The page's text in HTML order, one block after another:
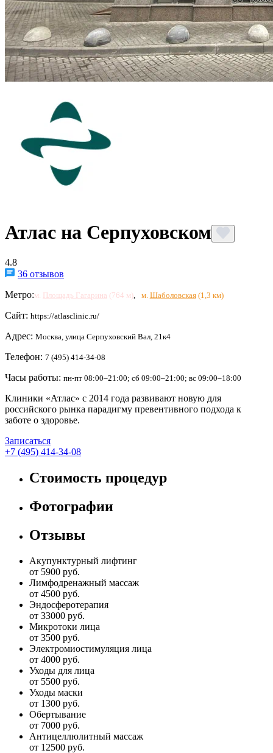
Атлас на Серпуховском
4.8
36 отзывов
Метро:м. Площадь Гагарина (764 м) м. Шаболовская(1,3 км)
Сайт: https://atlasclinic.ru/
Адрес: Москва, улица Серпуховский Вал, 21к4
Телефон: 7 (495) 414-34-08
Часы работы: пн-пт 08:00–21:00; сб 09:00–21:00; вс 09:00–18:00
Клиники «Атлас» с 2014 года развивают новую для
российского рынка парадигму превентивного подхода к
заботе о здоровье.
Записаться
+7 (495) 414-34-08
Стоимость процедур
Фотографии
Отзывы
Акупунктурный лифтинг
от 5900 руб.
Лимфодренажный массаж
от 4500 руб.
Эндосферотерапия
от 33000 руб.
Микротоки лица
от 3500 руб.
Электромиостимуляция лица
от 4000 руб.
Уходы для лица
от 5500 руб.
Уходы маски
от 1300 руб.
Обертывание
от 7000 руб.
Антицеллюлитный массаж
от 12500 руб.